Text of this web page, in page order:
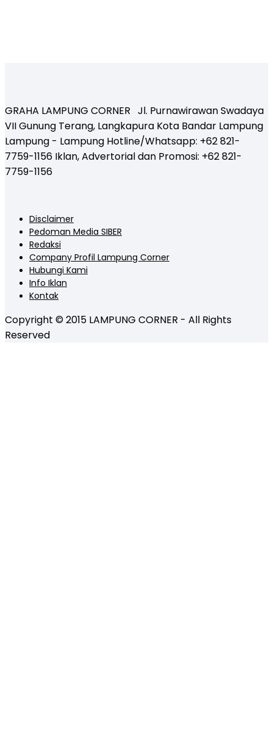
GRAHA LAMPUNG CORNER Jl. Purnawirawan Swadaya
VII Gunung Terang, Langkapura Kota Bandar Lampung
Lampung - Lampung Hotline/Whatsapp: +62 821-
7759-1156 Iklan, Advertorial dan Promosi: +62 821-
7759-1156
Disclaimer
Pedoman Media SIBER
Redaksi
Company Profil Lampung Corner
Hubungi Kami
Info Iklan
Kontak
Copyright © 2015 LAMPUNG CORNER - All Rights
Reserved